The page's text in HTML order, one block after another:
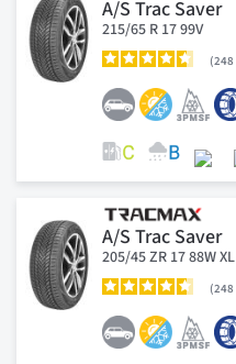
A/S Trac Saver
215/65 R 17 99V
248
A/S Trac Saver
205/45 ZR 17 88W XL
248